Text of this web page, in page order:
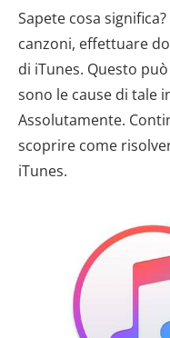
Sapete cosa
canzoni, effettuare
di iTunes. Questo
sono le cause di tale
Assolutamente.
scoprire come
iTunes.